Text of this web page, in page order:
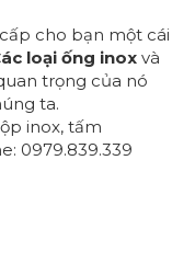
cho bạn một cái
loại ống inox và
trọng của nó
ta.
inox, tấm
0979.839.339